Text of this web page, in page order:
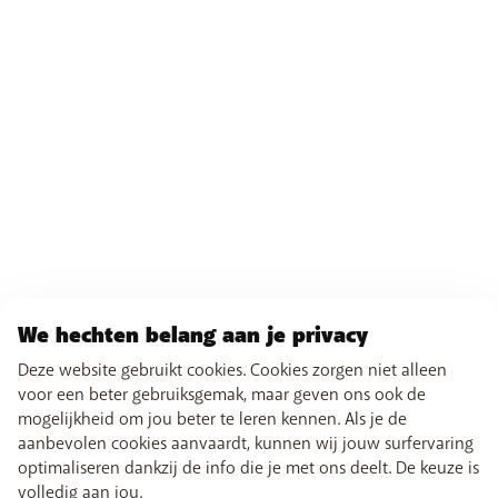
We hechten belang aan je privacy
Deze website gebruikt cookies. Cookies zorgen niet alleen
voor een beter gebruiksgemak, maar geven ons ook de
mogelijkheid om jou beter te leren kennen. Als je de
aanbevolen cookies aanvaardt, kunnen wij jouw surfervaring
optimaliseren dankzij de info die je met ons deelt. De keuze is
volledig aan jou.